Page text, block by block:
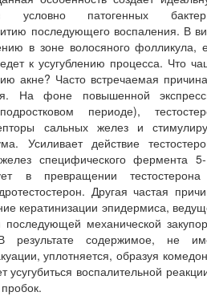
патогенных
последующего воспаления. В
в зоне волосяного фолликула,
к усугублению процесса. Что
акне? Часто встречаемая
На фоне повышенной
периоде),
сальных желез и
Усиливает действие
специфического фермента
в превращении
Другая частая
кератинизации эпидермиса,
механической
результате содержимое, не
уплотняется, образуя
воспалительной